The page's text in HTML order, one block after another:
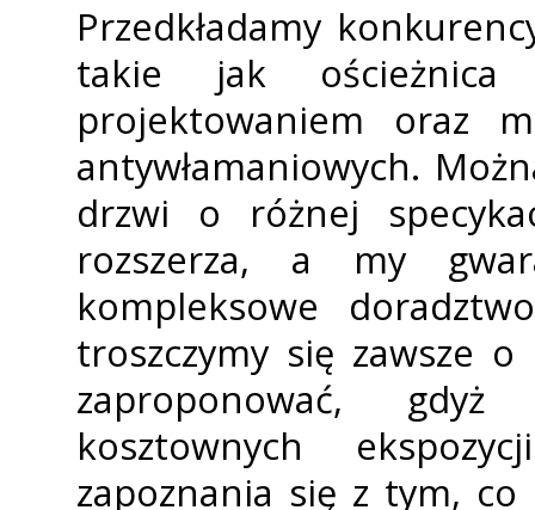
Przedkładamy
takie jak ościeżnica
projektowaniem oraz
antywłamaniowych.
drzwi o różnej
rozszerza, a my
kompleksowe
troszczymy się zawsze
zaproponować,
kosztownych
zapoznania się z tym,